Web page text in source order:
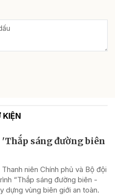
sáng đường biên
niên Chính phủ và Bộ đội
“Thắp sáng đường biên -
dựng vùng biên giới an toàn.